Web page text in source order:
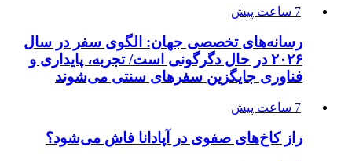
7 ساعت پیش
رسانه‌های تخصصی جهان: الگوی سفر در سال
۲۰۲۶ در حال دگرگونی است/ تجربه، پایداری و
فناوری جایگزین سفرهای سنتی می‌شوند
7 ساعت پیش
راز کاخ‌های صفوی در آپادانا فاش می‌شود؟